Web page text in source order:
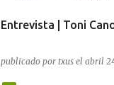
Entrevista | Toni
publicado por txus el abril